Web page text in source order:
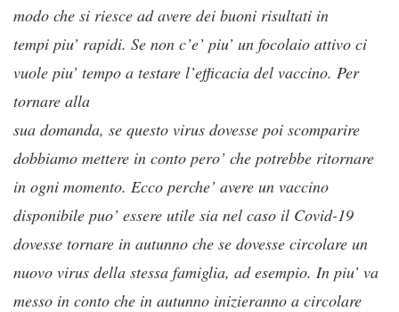
modo che si riesce ad avere dei buoni risultati in
tempi piu’ rapidi. Se non c’e’ piu’ un focolaio attivo ci
vuole piu’ tempo a testare l’efficacia del vaccino. Per
tornare alla
sua domanda, se questo virus dovesse poi scomparire
dobbiamo mettere in conto pero’ che potrebbe ritornare
in ogni momento. Ecco perche’ avere un vaccino
disponibile puo’ essere utile sia nel caso il Covid-19
dovesse tornare in autunno che se dovesse circolare un
nuovo virus della stessa famiglia, ad esempio. In piu’ va
messo in conto che in autunno inizieranno a circolare